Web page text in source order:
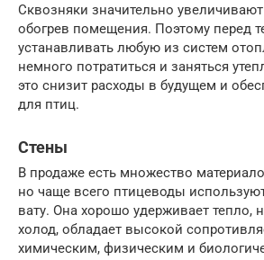
Сквозняки значительно
обогрев помещения. Поэтому перед
устанавливать любую из систем
немного потратиться и заняться
это снизит расходы в будущем и
для птиц.
Стены
В продаже есть множество
но чаще всего птицеводы
вату. Она хорошо удерживает тепло,
холод, обладает высокой
химическим, физическим и